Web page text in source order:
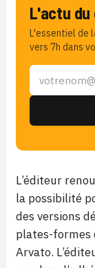
L'actu du
L'essentiel de
vers 7h dans
L’éditeur
la possibilité
des versions
plates-formes
Arvato.